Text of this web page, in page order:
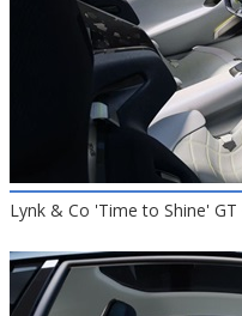
Lynk & Co 'Time to Shine'